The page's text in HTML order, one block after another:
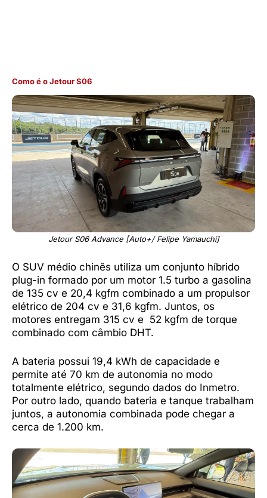
Como é o Jetour S06
Jetour S06 Advance [Auto+/ Felipe Yamauchi]
O SUV médio chinês utiliza um conjunto híbrido
plug-in formado por um motor 1.5 turbo a gasolina
de 135 cv e 20,4 kgfm combinado a um propulsor
elétrico de 204 cv e 31,6 kgfm. Juntos, os
motores entregam 315 cv e 52 kgfm de torque
combinado com câmbio DHT.
A bateria possui 19,4 kWh de capacidade e
permite até 70 km de autonomia no modo
totalmente elétrico, segundo dados do Inmetro.
Por outro lado, quando bateria e tanque trabalham
juntos, a autonomia combinada pode chegar a
cerca de 1.200 km.